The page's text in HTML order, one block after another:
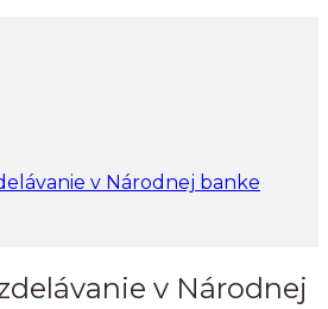
v Národnej banke
v Národnej